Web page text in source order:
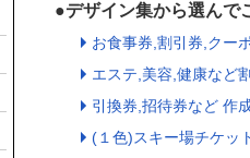
●デザイン集から選ん
お食事券,割引券,クー
エステ,美容,健康など
引換券,招待券など 作
(１色)スキー場チケッ